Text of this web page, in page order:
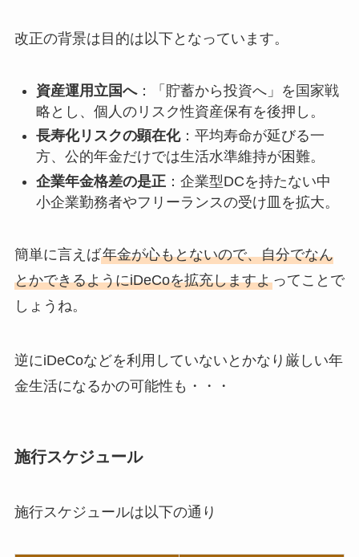
改正の背景は目的は以下となっています。
資産運用立国へ：「貯蓄から投資へ」を国家戦
略とし、個人のリスク性資産保有を後押し。
長寿化リスクの顕在化：平均寿命が延びる一
方、公的年金だけでは生活水準維持が困難。
企業年金格差の是正：企業型DCを持たない中
小企業勤務者やフリーランスの受け皿を拡大。
簡単に言えば年金が心もとないので、自分でなん
とかできるようにiDeCoを拡充しますよってことで
しょうね。
逆にiDeCoなどを利用していないとかなり厳しい年
金生活になるかの可能性も・・・
施行スケジュール
施行スケジュールは以下の通り